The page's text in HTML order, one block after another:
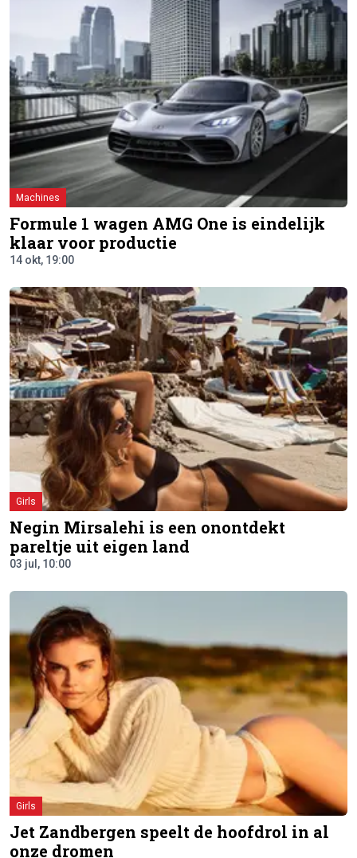
Machines
Formule 1 wagen AMG One is eindelijk
klaar voor productie
14 okt, 19:00
Girls
Negin Mirsalehi is een onontdekt
pareltje uit eigen land
03 jul, 10:00
Girls
Jet Zandbergen speelt de hoofdrol in al
onze dromen